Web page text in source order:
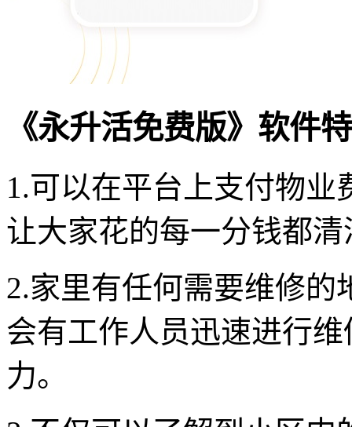
《永升活免费版》软件
1.可以在平台上支付物
让大家花的每一分钱都
2.家里有任何需要维修
会有工作人员迅速进行
力。